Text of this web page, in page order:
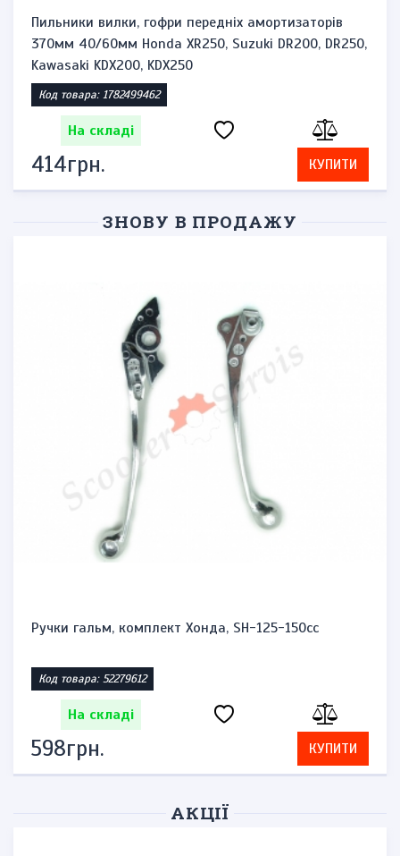
Пильники вилки, гофри передніх амортизаторів
370мм 40/60мм Honda XR250, Suzuki DR200, DR250,
Kawasaki KDX200, KDX250
Код товара: 1782499462
На складі
414грн. КУПИТИ
ЗНОВУ В ПРОДАЖУ
Ручки гальм, комплект Хонда, SH-125-150cc
Код товара: 52279612
На складі
598грн. КУПИТИ
АКЦІЇ